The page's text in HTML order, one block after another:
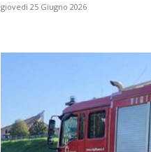
giovedì 25 Giugno 2026